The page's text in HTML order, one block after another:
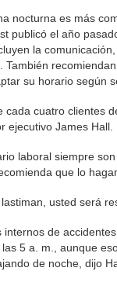
nocturna es más
publicó el año
la
También
su horario según
cada cuatro clientes
ejecutivo James Hall.
laboral siempre
que lo
usted será
internos de
5 a. m., aunque
de noche, dijo